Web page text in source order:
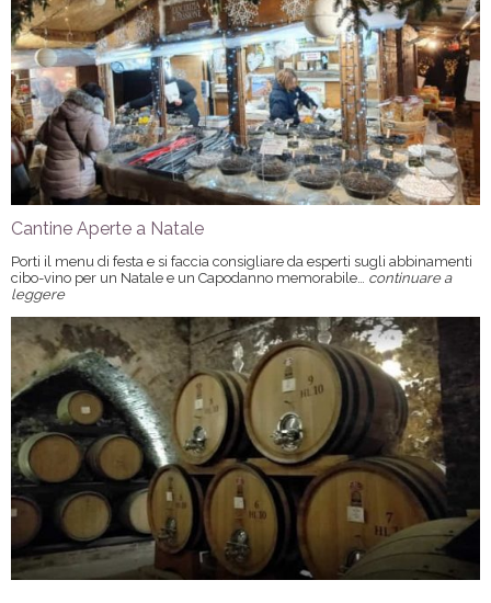
Cantine Aperte a Natale
Porti il menu di festa e si faccia consigliare da esperti sugli abbinamenti
cibo-vino per un Natale e un Capodanno memorabile… continuare a
leggere